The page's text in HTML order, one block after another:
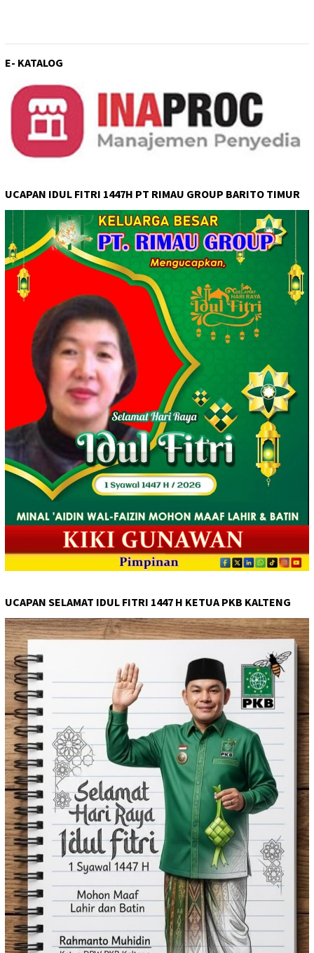
E- KATALOG
UCAPAN IDUL FITRI 1447H PT RIMAU GROUP BARITO TIMUR
UCAPAN SELAMAT IDUL FITRI 1447 H KETUA PKB KALTENG